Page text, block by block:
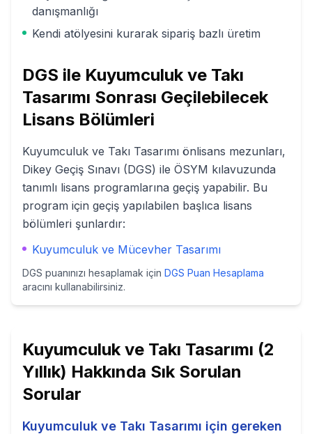
danışmanlığı
Kendi atölyesini kurarak sipariş bazlı üretim
DGS ile Kuyumculuk ve Takı
Tasarımı Sonrası Geçilebilecek
Lisans Bölümleri
Kuyumculuk ve Takı Tasarımı önlisans mezunları,
Dikey Geçiş Sınavı (DGS) ile ÖSYM kılavuzunda
tanımlı lisans programlarına geçiş yapabilir. Bu
program için geçiş yapılabilen başlıca lisans
bölümleri şunlardır:
Kuyumculuk ve Mücevher Tasarımı
DGS puanınızı hesaplamak için DGS Puan Hesaplama
aracını kullanabilirsiniz.
Kuyumculuk ve Takı Tasarımı (2
Yıllık) Hakkında Sık Sorulan
Sorular
Kuyumculuk ve Takı Tasarımı için gereken